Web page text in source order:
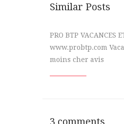
Similar Posts
PRO BTP VACANCES
www.probtp.com
moins cher avis
3 comments